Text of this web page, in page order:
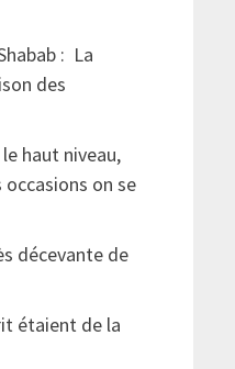
: La
des
haut niveau,
occasions on se
décevante de
étaient de la